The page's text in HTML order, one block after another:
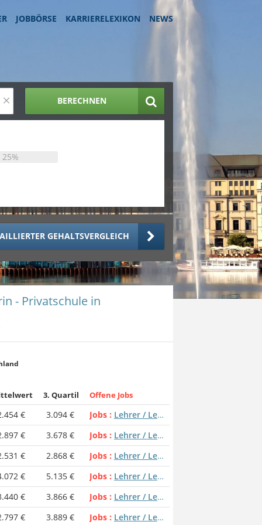
JOBBÖRSE KARRIERELEXIKON NEWS
× BERECHNEN
25%
GEHALTSVERGLEICH
- Privatschule in
3. Quartil Offene Jobs
€ 3.094 € Jobs
Lehrer / Lehrerin - Privatschule
€ 3.678 € Jobs
Lehrer / Lehrerin - Privatschule
€ 2.868 € Jobs
Lehrer / Lehrerin - Privatschule
€ 5.135 € Jobs
Lehrer / Lehrerin - Privatschule
€ 3.866 € Jobs
Lehrer / Lehrerin - Privatschule
€ 3.889 € Jobs Lehrer / Lehrerin - Privatschule